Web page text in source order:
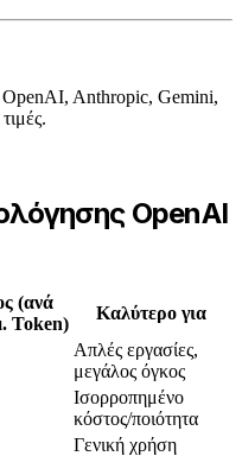
OpenAI, Anthropic, Gemini,
OpenAI
(ανά
Token)
Καλύτερο για
Απλές εργασίες,
μεγάλος όγκος
Ισορροπημένο
κόστος/ποιότητα
Γενική χρήση